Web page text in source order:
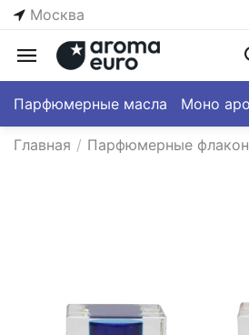
Москва
Парфюмерные масла Моно
Главная / Парфюмерные